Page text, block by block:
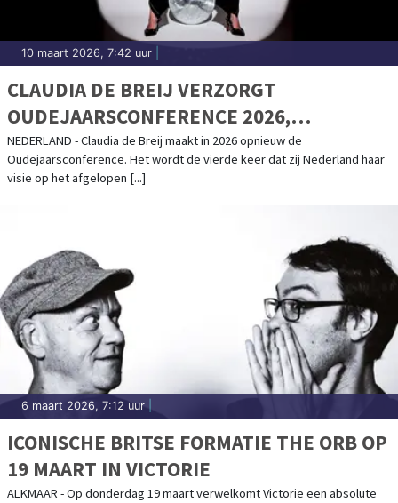
10 maart 2026, 7:42 uur
CLAUDIA DE BREIJ VERZORGT
OUDEJAARSCONFERENCE 2026,
KAARTVERKOOP START WOENSDAG
NEDERLAND - Claudia de Breij maakt in 2026 opnieuw de
Oudejaarsconference. Het wordt de vierde keer dat zij Nederland haar
visie op het afgelopen [...]
6 maart 2026, 7:12 uur
ICONISCHE BRITSE FORMATIE THE ORB OP
19 MAART IN VICTORIE
ALKMAAR - Op donderdag 19 maart verwelkomt Victorie een absolute